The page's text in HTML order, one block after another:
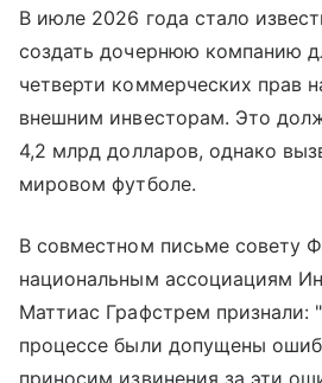
В июле 2026 года стало
создать дочернюю компанию
четверти коммерческих прав
внешним инвесторам. Это
4,2 млрд долларов, однако
мировом футболе.
В совместном письме совету
национальным ассоциациям
Маттиас Графстрем признали:
процессе были допущены